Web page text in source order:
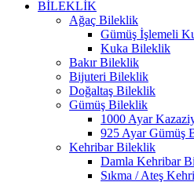
BİLEKLİK
Ağaç Bileklik
Gümüş İşlemeli
Kuka Bileklik
Bakır Bileklik
Bijuteri Bileklik
Doğaltaş Bileklik
Gümüş Bileklik
1000 Ayar
925 Ayar Gümüş
Kehribar Bileklik
Damla Kehribar
Sıkma / Ateş